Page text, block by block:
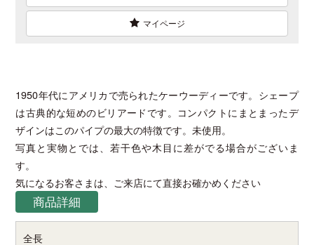
マイページ
1950年代にアメリカで売られたケーウーディーです。シェープ
は古典的な短めのビリアードです。コンパクトにまとまったデ
ザインはこのパイプの最大の特徴です。未使用。
写真と実物とでは、若干色や木目に差がでる場合がございま
す。
気になるお客さまは、ご来店にて直接お確かめください
商品詳細
全長